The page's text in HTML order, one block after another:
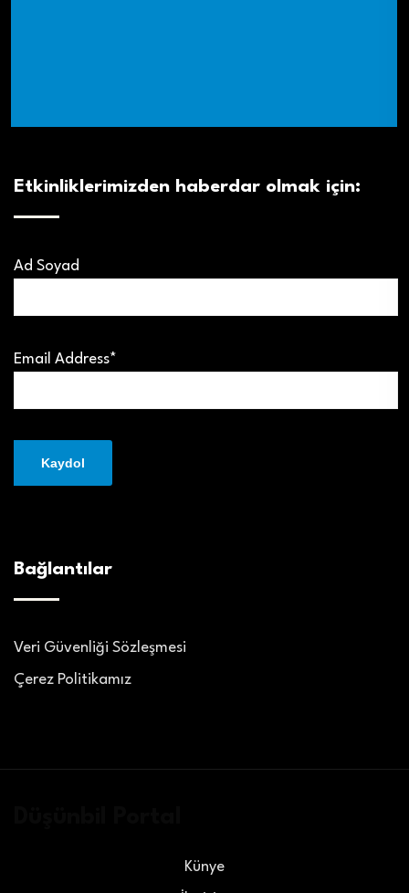
Etkinliklerimizden haberdar olmak için:
Ad Soyad
Email Address*
Bağlantılar
Veri Güvenliği Sözleşmesi
Çerez Politikamız
Künye